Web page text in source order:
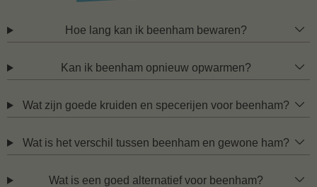
Hoe lang kan ik beenham bewaren?
Kan ik beenham opnieuw opwarmen?
Wat zijn goede kruiden en specerijen voor beenham?
Wat is het verschil tussen beenham en gewone ham?
Wat is een goed alternatief voor beenham?